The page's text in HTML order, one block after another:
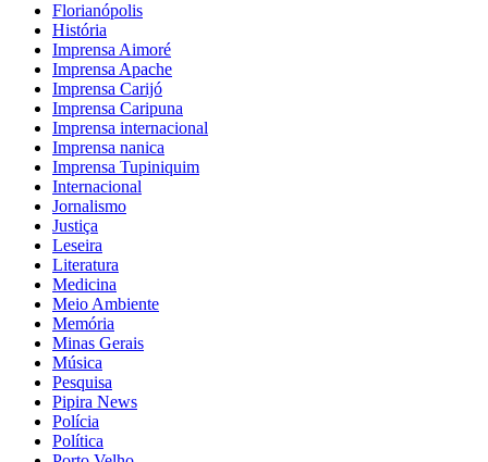
Florianópolis
História
Imprensa Aimoré
Imprensa Apache
Imprensa Carijó
Imprensa Caripuna
Imprensa internacional
Imprensa nanica
Imprensa Tupiniquim
Internacional
Jornalismo
Justiça
Leseira
Literatura
Medicina
Meio Ambiente
Memória
Minas Gerais
Música
Pesquisa
Pipira News
Polícia
Política